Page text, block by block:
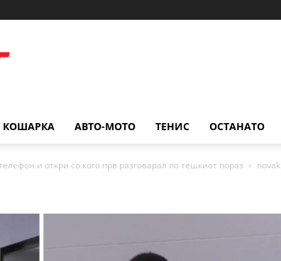
КОШАРКА АВТО-МОТО ТЕНИС ОСТАНАТО
и откри со кого прв разговарал по тешкиот пораз novak